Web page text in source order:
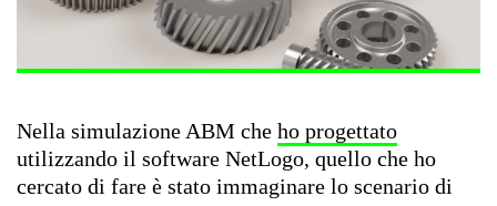
Nella simulazione ABM che ho progettato
utilizzando il software NetLogo, quello che ho
cercato di fare è stato immaginare lo scenario di